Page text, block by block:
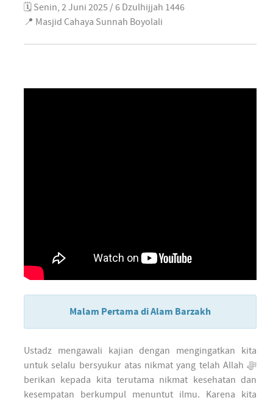
🗓 Senin, 2 Juni 2025 / 6 Dzulhijjah 1446
📍 Masjid Cahaya Sunnah Boyolali
Malam Pertama di Alam Barzakh
Ustadz mengawali kajian dengan mengingatkan kita
untuk selalu bersyukur atas nikmat yang telah Allah ﷻ
berikan kepada kita terutama nikmat kesehatan dan
kesempatan berkumpul menuntut ilmu. Karena kita